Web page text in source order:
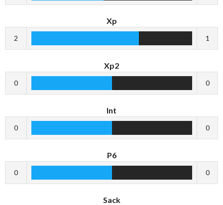
Xp
2 1
Xp2
0 0
Int
0 0
P6
0 0
Sack